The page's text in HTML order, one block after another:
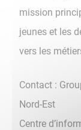
mission
jeunes et les
vers les
Contact :
Nord-Est
Centre